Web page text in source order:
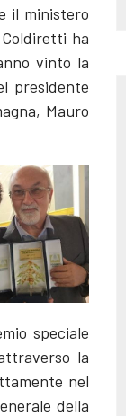
il ministero
ha
vinto la
presidente
Mauro
speciale
la
nel
della